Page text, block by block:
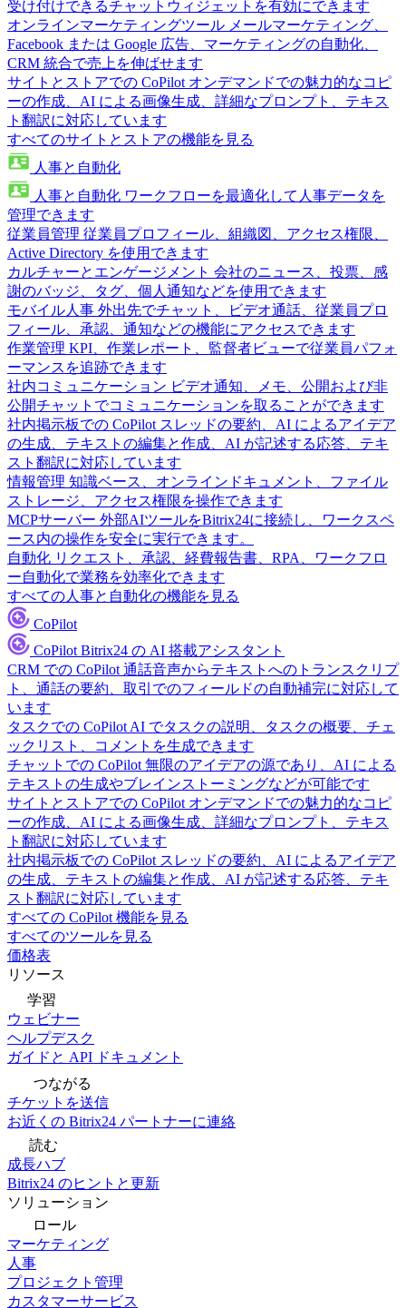
受け付けできるチャットウィジェットを有効にできます
オンラインマーケティングツール メールマーケティング、
Facebook または Google 広告、マーケティングの自動化、
CRM 統合で売上を伸ばせます
サイトとストアでの CoPilot オンデマンドでの魅力的なコピ
ーの作成、AI による画像生成、詳細なプロンプト、テキス
ト翻訳に対応しています
すべてのサイトとストアの機能を見る
人事と自動化
人事と自動化 ワークフローを最適化して人事データを
管理できます
従業員管理 従業員プロフィール、組織図、アクセス権限、
Active Directory を使用できます
カルチャーとエンゲージメント 会社のニュース、投票、感
謝のバッジ、タグ、個人通知などを使用できます
モバイル人事 外出先でチャット、ビデオ通話、従業員プロ
フィール、承認、通知などの機能にアクセスできます
作業管理 KPI、作業レポート、監督者ビューで従業員パフォ
ーマンスを追跡できます
社内コミュニケーション ビデオ通知、メモ、公開および非
公開チャットでコミュニケーションを取ることができます
社内掲示板での CoPilot スレッドの要約、AI によるアイデア
の生成、テキストの編集と作成、AI が記述する応答、テキ
スト翻訳に対応しています
情報管理 知識ベース、オンラインドキュメント、ファイル
ストレージ、アクセス権限を操作できます
MCPサーバー 外部AIツールをBitrix24に接続し、ワークスペ
ース内の操作を安全に実行できます。
自動化 リクエスト、承認、経費報告書、RPA、ワークフロ
ー自動化で業務を効率化できます
すべての人事と自動化の機能を見る
CoPilot
CoPilot Bitrix24 の AI 搭載アシスタント
CRM での CoPilot 通話音声からテキストへのトランスクリプ
ト、通話の要約、取引でのフィールドの自動補完に対応して
います
タスクでの CoPilot AI でタスクの説明、タスクの概要、チェ
ックリスト、コメントを生成できます
チャットでの CoPilot 無限のアイデアの源であり、AI による
テキストの生成やブレインストーミングなどが可能です
サイトとストアでの CoPilot オンデマンドでの魅力的なコピ
ーの作成、AI による画像生成、詳細なプロンプト、テキス
ト翻訳に対応しています
社内掲示板での CoPilot スレッドの要約、AI によるアイデア
の生成、テキストの編集と作成、AI が記述する応答、テキ
スト翻訳に対応しています
すべての CoPilot 機能を見る
すべてのツールを見る
価格表
リソース
学習
ウェビナー
ヘルプデスク
ガイドと API ドキュメント
つながる
チケットを送信
お近くの Bitrix24 パートナーに連絡
読む
成長ハブ
Bitrix24 のヒントと更新
ソリューション
ロール
マーケティング
人事
プロジェクト管理
カスタマーサービス